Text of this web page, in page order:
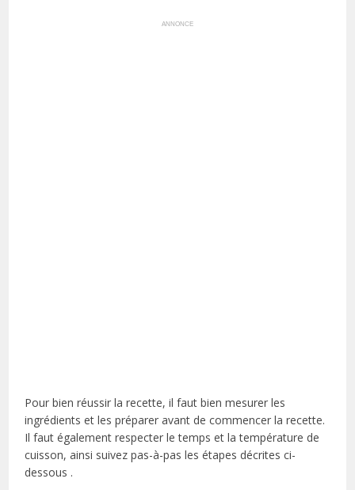
ANNONCE
Pour bien réussir la recette, il faut bien mesurer les
ingrédients et les préparer avant de commencer la recette.
Il faut également respecter le temps et la température de
cuisson, ainsi suivez pas-à-pas les étapes décrites ci-
dessous .